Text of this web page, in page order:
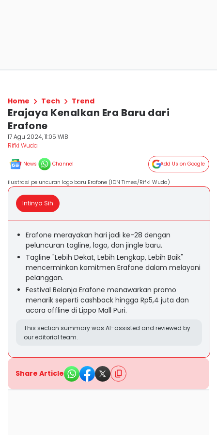
Home Tech Trend
Erajaya Kenalkan Era Baru dari
Erafone
17 Agu 2024, 11:05 WIB
Rifki Wuda
News Channel Add Us on Google
ilustrasi peluncuran logo baru Erafone (IDN Times/Rifki Wuda)
Intinya Sih
Erafone merayakan hari jadi ke-28 dengan
peluncuran tagline, logo, dan jingle baru.
Tagline "Lebih Dekat, Lebih Lengkap, Lebih Baik"
mencerminkan komitmen Erafone dalam melayani
pelanggan.
Festival Belanja Erafone menawarkan promo
menarik seperti cashback hingga Rp5,4 juta dan
acara offline di Lippo Mall Puri.
This section summary was AI-assisted and reviewed by
our editorial team.
Share Article